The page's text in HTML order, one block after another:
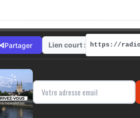
Partager Lien court :